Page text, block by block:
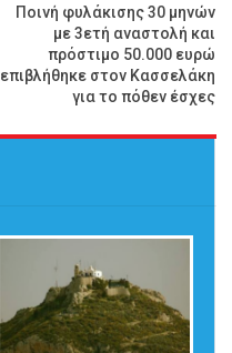
Ποινή φυλάκισης 30 μηνών
με 3ετή αναστολή και
πρόστιμο 50.000 ευρώ
επιβλήθηκε στον Κασσελάκη
για το πόθεν έσχες